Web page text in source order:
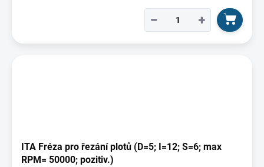
+
−
ITA Fréza pro řezání plotů (D=5; I=12; S=6; max
RPM= 50000; pozitiv.)